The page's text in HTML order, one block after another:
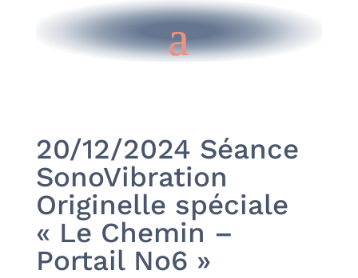
20/12/2024 Séance
SonoVibration
Originelle spéciale
« Le Chemin –
Portail No6 »